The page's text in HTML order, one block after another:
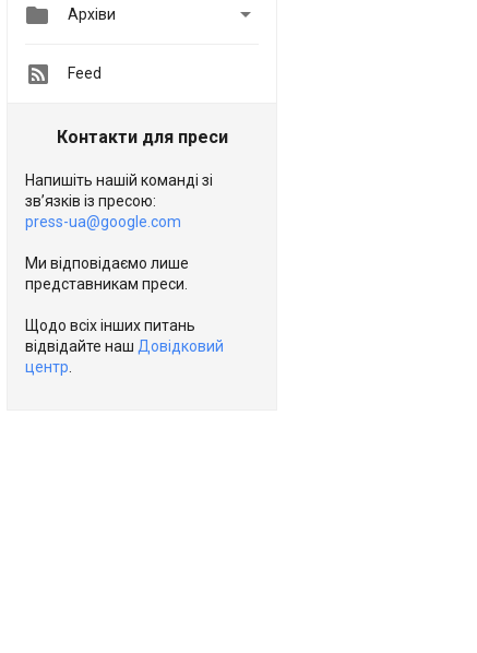
 Архіви 
Feed
Контакти для преси
Напишіть нашій команді зі
зв’язків із пресою:
press-ua@google.com
Ми відповідаємо лише
представникам преси.
Щодо всіх інших питань
відвідайте наш Довідковий
центр